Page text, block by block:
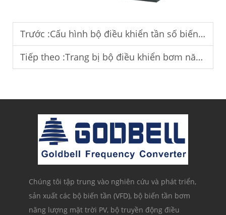
Trước :Cấu hình bộ điều khiển tần số biến đổi cho các dự án bơm năng lượng mặt trời tại Ấn Độ.
Tiếp theo :Trang bị bộ điều khiển bơm năng lượng mặt trời cho các hệ thống cấp nước bằng năng lượng mặt trời độc lập với lưới điện.
Chúng tôi tập trung vào nghiên cứu và phát triển,
sản xuất các bộ biến tần (VFD), bộ biến tần bơm
năng lượng mặt trời PV, bộ truyền động điều